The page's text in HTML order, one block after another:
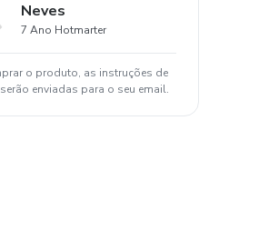
Neves
7 Ano Hotmarter
o produto, as instruções de
enviadas para o seu email.